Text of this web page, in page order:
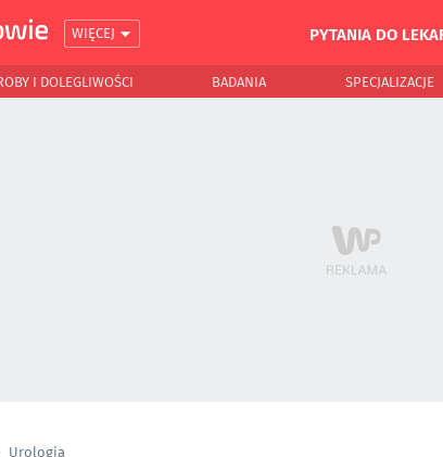
WIĘCEJ PYTANIA DO
I DOLEGLIWOŚCI BADANIA SPECJALIZACJE
Urologia